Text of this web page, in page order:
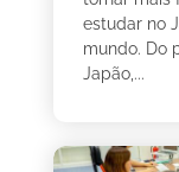
estudar no
mundo. Do
Japão,...